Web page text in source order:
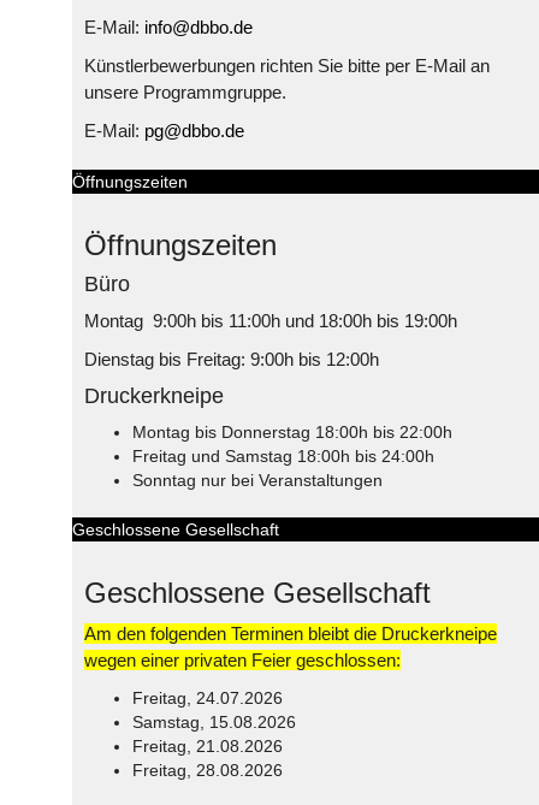
E-Mail: info@dbbo.de
Künstlerbewerbungen richten Sie bitte per E-Mail an
unsere Programmgruppe.
E-Mail: pg@dbbo.de
Öffnungszeiten
Öffnungszeiten
Büro
Montag 9:00h bis 11:00h und 18:00h bis 19:00h
Dienstag bis Freitag: 9:00h bis 12:00h
Druckerkneipe
Montag bis Donnerstag 18:00h bis 22:00h
Freitag und Samstag 18:00h bis 24:00h
Sonntag nur bei Veranstaltungen
Geschlossene Gesellschaft
Geschlossene Gesellschaft
Am den folgenden Terminen bleibt die Druckerkneipe
wegen einer privaten Feier geschlossen:
Freitag, 24.07.2026
Samstag, 15.08.2026
Freitag, 21.08.2026
Freitag, 28.08.2026